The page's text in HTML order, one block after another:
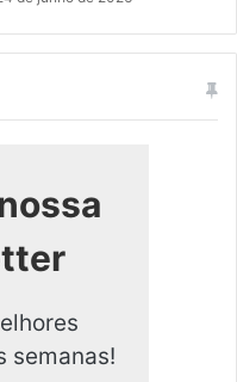
semanas!